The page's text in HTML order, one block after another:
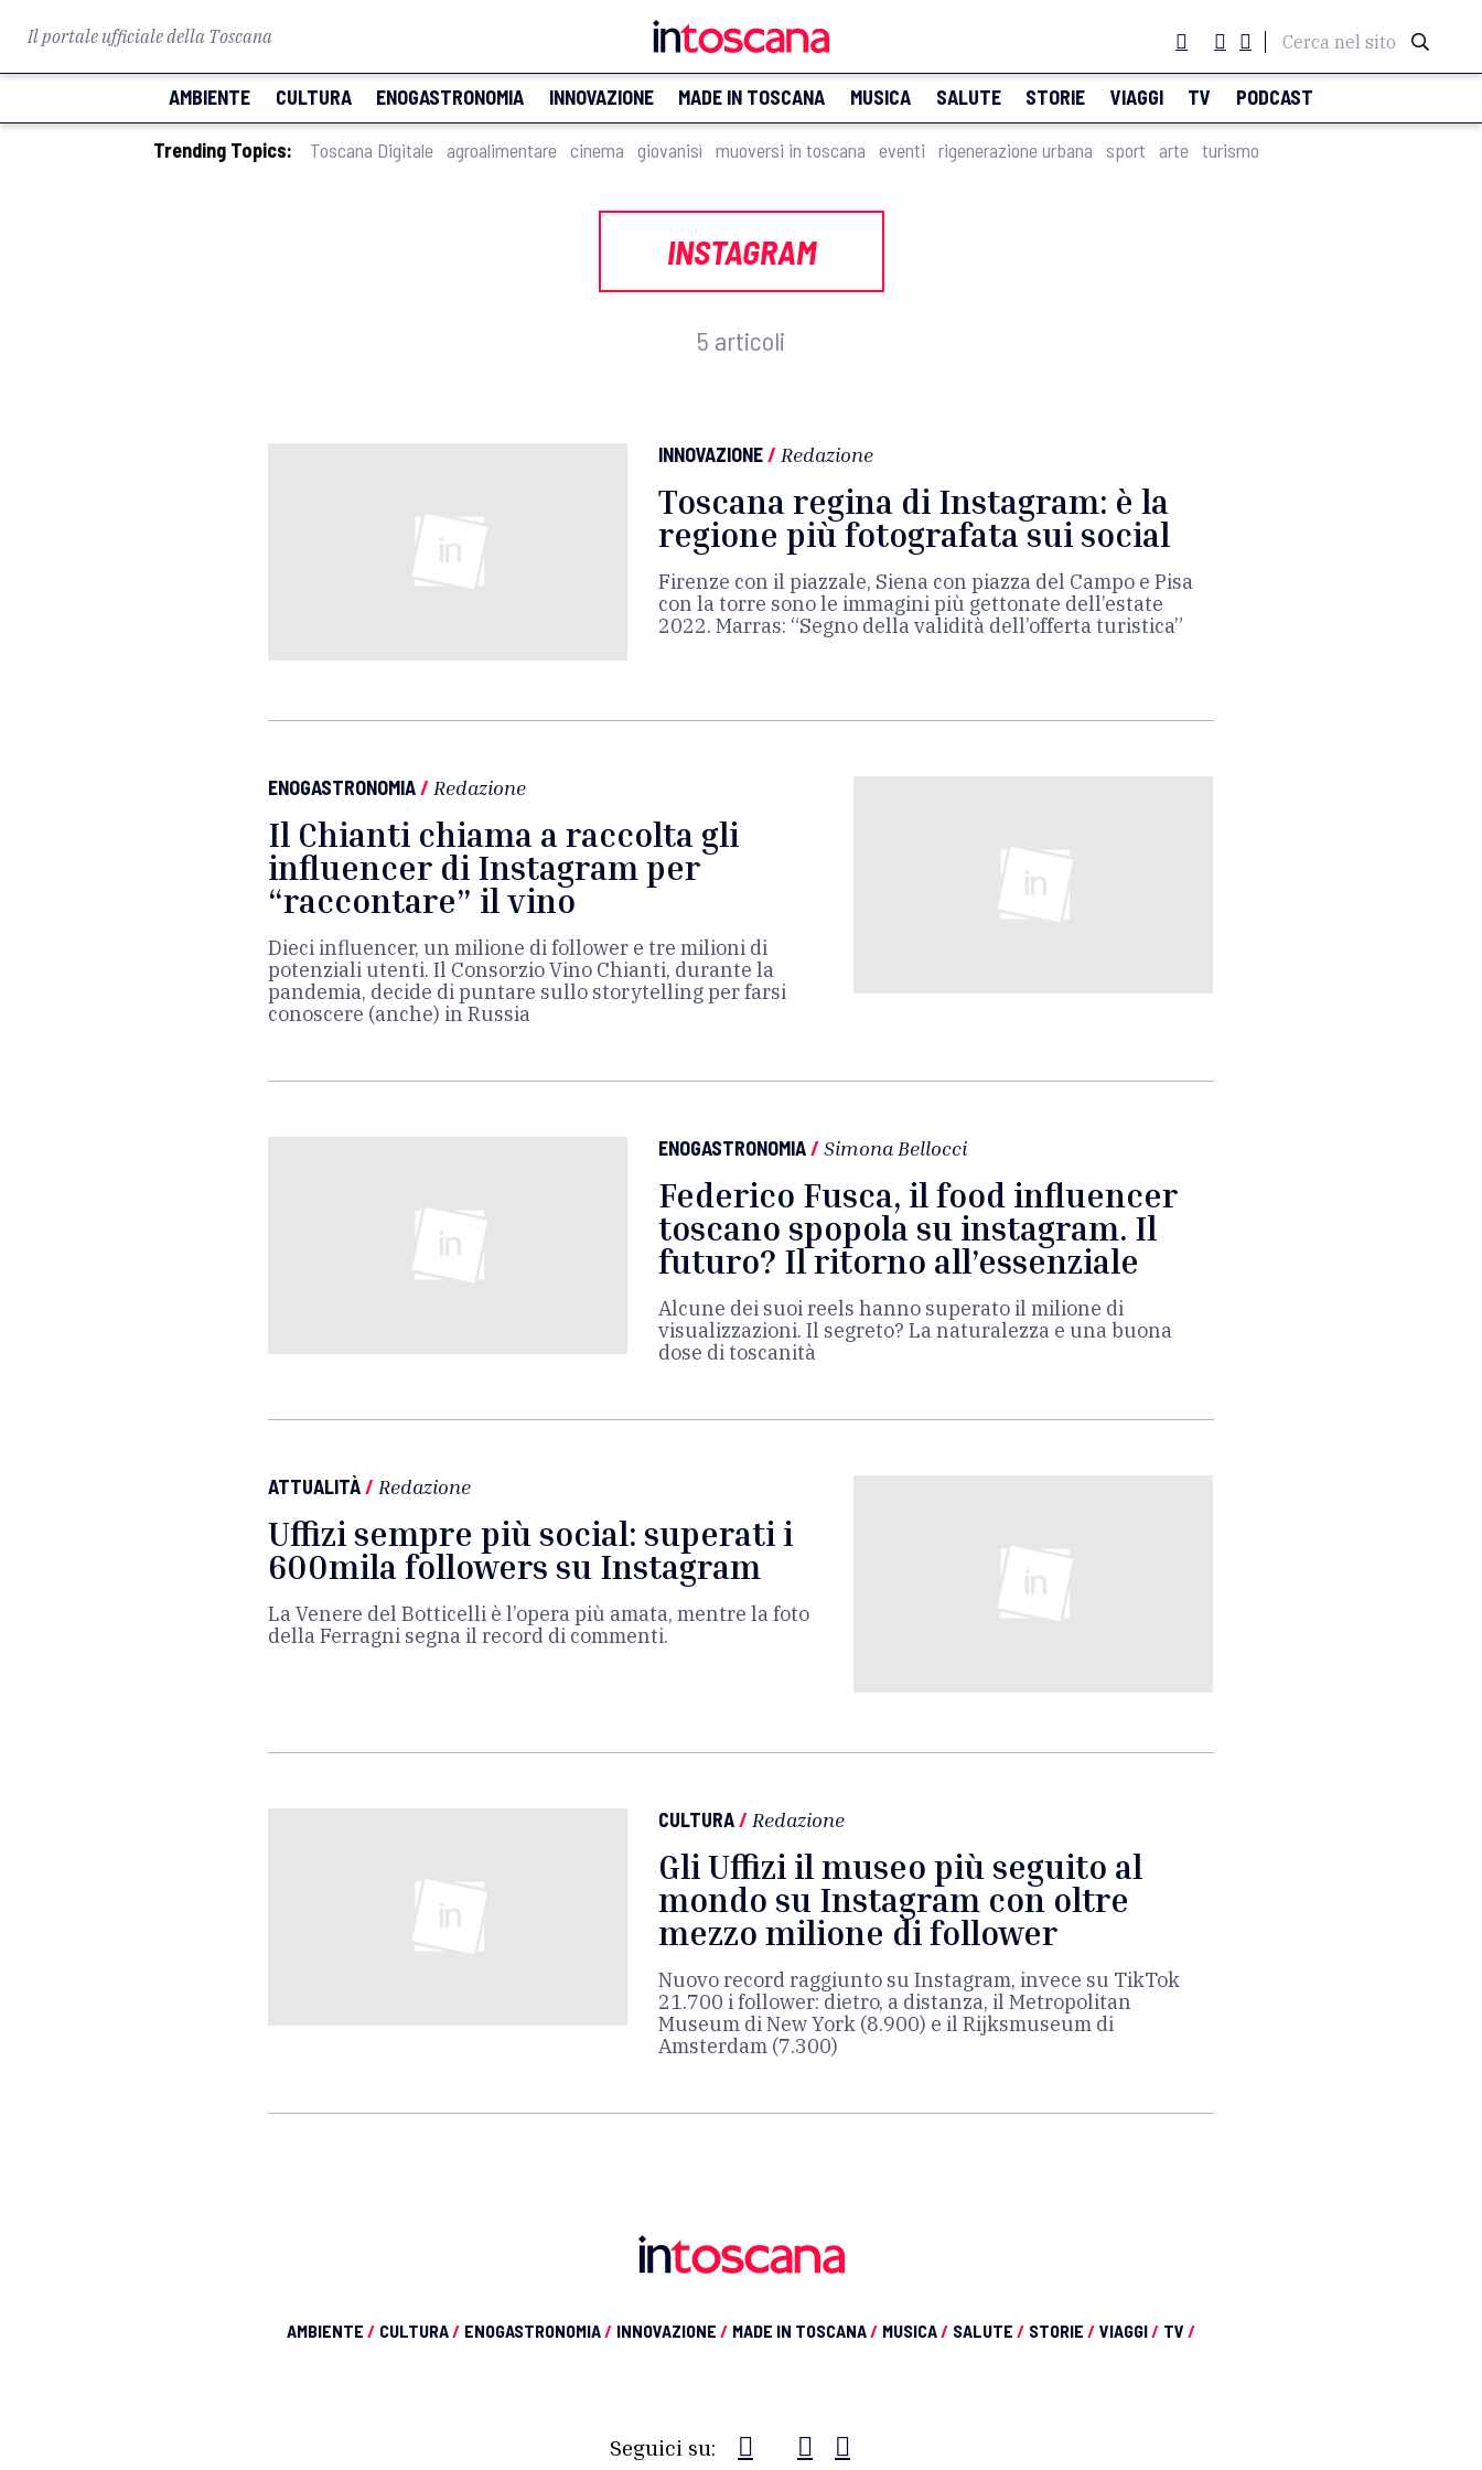
Il portale ufficiale della Toscana Cerca nel sito
AMBIENTE CULTURA ENOGASTRONOMIA INNOVAZIONE MADE IN TOSCANA MUSICA SALUTE STORIE VIAGGI TV PODCAST
Trending Topics: Toscana Digitale agroalimentare cinema giovanisì muoversi in toscana eventi rigenerazione urbana sport arte turismo
INSTAGRAM
5 articoli
INNOVAZIONE/ Redazione
Toscana regina di Instagram: è la
regione più fotografata sui social
Firenze con il piazzale, Siena con piazza del Campo e Pisa
con la torre sono le immagini più gettonate dell’estate
2022. Marras: “Segno della validità dell’offerta turistica”
ENOGASTRONOMIA/ Redazione
Il Chianti chiama a raccolta gli
influencer di Instagram per
“raccontare” il vino
Dieci influencer, un milione di follower e tre milioni di
potenziali utenti. Il Consorzio Vino Chianti, durante la
pandemia, decide di puntare sullo storytelling per farsi
conoscere (anche) in Russia
ENOGASTRONOMIA/ Simona Bellocci
Federico Fusca, il food influencer
toscano spopola su instagram. Il
futuro? Il ritorno all’essenziale
Alcune dei suoi reels hanno superato il milione di
visualizzazioni. Il segreto? La naturalezza e una buona
dose di toscanità
ATTUALITÀ/ Redazione
Uffizi sempre più social: superati i
600mila followers su Instagram
La Venere del Botticelli è l’opera più amata, mentre la foto
della Ferragni segna il record di commenti.
CULTURA/ Redazione
Gli Uffizi il museo più seguito al
mondo su Instagram con oltre
mezzo milione di follower
Nuovo record raggiunto su Instagram, invece su TikTok
21.700 i follower: dietro, a distanza, il Metropolitan
Museum di New York (8.900) e il Rijksmuseum di
Amsterdam (7.300)
AMBIENTE / CULTURA/ ENOGASTRONOMIA/ INNOVAZIONE / MADE IN TOSCANA/ MUSICA/ SALUTE / STORIE / VIAGGI/ TV /
Seguici su: